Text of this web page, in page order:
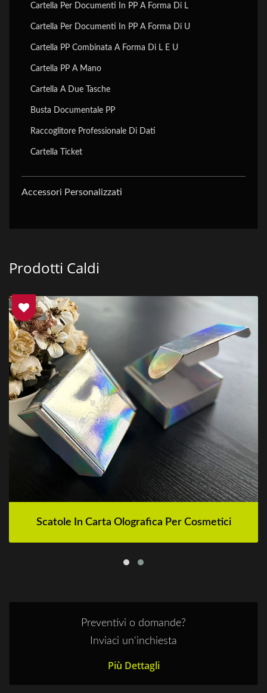
Cartella Per Documenti In PP A Forma Di L
Cartella Per Documenti In PP A Forma Di U
Cartella PP Combinata A Forma Di L E U
Cartella PP A Mano
Cartella A Due Tasche
Busta Documentale PP
Raccoglitore Professionale Di Dati
Cartella Ticket
Accessori Personalizzati
Prodotti Caldi
Scatole In Carta Olografica Per Cosmetici
Preventivi o domande?
Inviaci un'inchiesta
Più Dettagli